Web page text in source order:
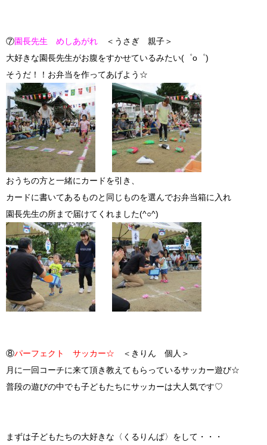
⑦園長先生 めしあがれ ＜ うさぎ 親子＞
大好きな園長先生がお腹をすかせているみたい(゜o゜)
そうだ！！お弁当を作ってあげよう☆
おうちの方と一緒にカードを引き、
カードに書いてあるものと同じものを選んでお弁当箱に入れ
園長先生の所まで届けてくれました(^○^)
⑧パーフェクト サッカー☆ ＜きりん 個人＞
月に一回コーチに来て頂き教えてもらっているサッカー遊び☆
普段の遊びの中でも子どもたちにサッカーは大人気です♡
まずは子どもたちの大好きな〈くるりんぱ〉をして・・・